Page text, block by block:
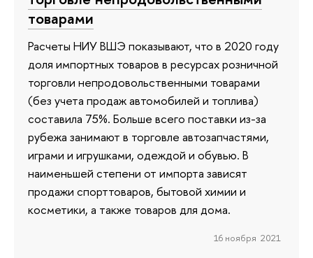
товарами
Расчеты НИУ ВШЭ показывают, что в 2020 году
доля импортных товаров в ресурсах розничной
торговли непродовольственными товарами
(без учета продаж автомобилей и топлива)
составила 75%. Больше всего поставки из-за
рубежа занимают в торговле автозапчастями,
играми и игрушками, одеждой и обувью. В
наименьшей степени от импорта зависят
продажи спорттоваров, бытовой химии и
косметики, а также товаров для дома.
16 ноября 2021